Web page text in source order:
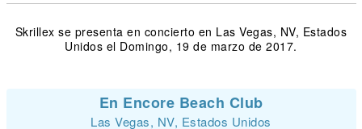
Skrillex se presenta en concierto en Las Vegas, NV, Estados
Unidos el Domingo, 19 de marzo de 2017.
En Encore Beach Club
Las Vegas, NV, Estados Unidos